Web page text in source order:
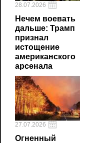
28.07.2026
Нечем воевать
дальше: Трамп
признал
истощение
американского
арсенала
27.07.2026
Огненный